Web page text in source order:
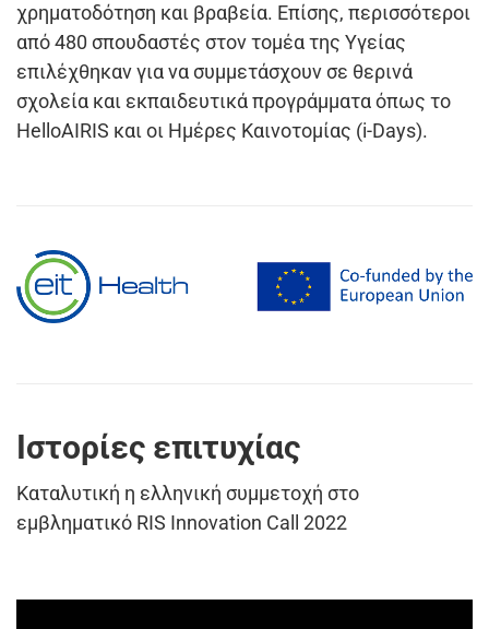
χρηματοδότηση και βραβεία. Επίσης, περισσότεροι
από 480 σπουδαστές στον τομέα της Υγείας
επιλέχθηκαν για να συμμετάσχουν σε θερινά
σχολεία και εκπαιδευτικά προγράμματα όπως το
HelloAIRIS και οι Ημέρες Καινοτομίας (i-Days).
Ιστορίες επιτυχίας
Καταλυτική η ελληνική συμμετοχή στο
εμβληματικό RIS Innovation Call 2022